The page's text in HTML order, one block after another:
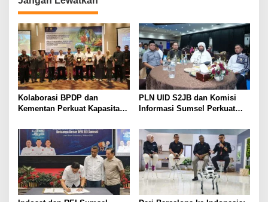
g
a
s
i
p
o
s
Kolaborasi BPDP dan
Kementan Perkuat Kapasitas
Selatan
PLN UID S2JB dan Komisi
Informasi Sumsel Perkuat
Muharram 1448 H